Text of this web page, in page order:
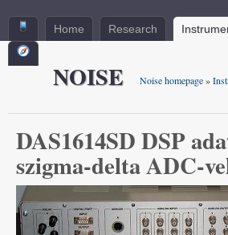
Home Research
NOISE Noise homepage»
DAS1614SD DSP
szigma-delta ADC-